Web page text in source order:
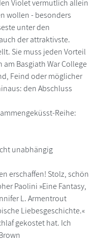
Violet vermutlich allein
wollen - besonders
unter den
der attraktivste.
Sie muss jeden Vorteil
Basgiath War College
Feind oder möglicher
den Abschluss
Reihe:
unabhängig
erschaffen! Stolz, schön
Paolini »Eine Fantasy,
L. Armentrout
Liebesgeschichte.«
gekostet hat. Ich